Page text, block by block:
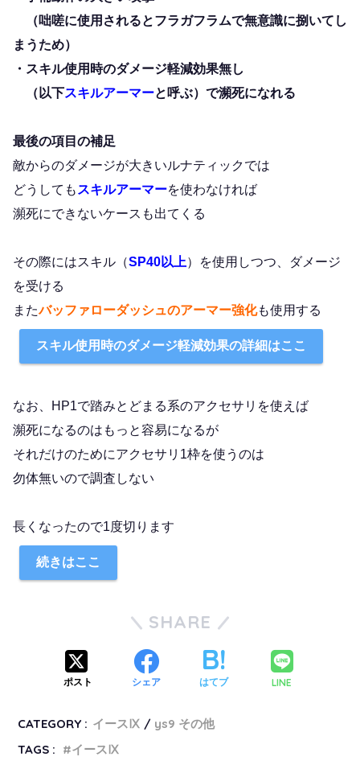
（咄嗟に使用されるとフラガフラムで無意識に捌いてし
まうため）
・スキル使用時のダメージ軽減効果無し
（以下スキルアーマーと呼ぶ）で瀕死になれる
最後の項目の補足
敵からのダメージが大きいルナティックでは
どうしても スキルアーマーを使わなければ
瀕死にできないケースも出てくる
その際にはスキル（SP40以上）を使用しつつ、ダメージ
を受ける
またバッファローダッシュのアーマー強化も使用する
スキル使用時のダメージ軽減効果の詳細はここ
なお、HP1で踏みとどまる系のアクセサリを使えば
瀕死になるのはもっと容易になるが
それだけのためにアクセサリ1枠を使うのは
勿体無いので調査しない
長くなったので1度切ります
続きはここ
SHARE
ポスト シェア はてブ LINE
CATEGORY : イースⅨ
ys9 その他
TAGS :
イースⅨ